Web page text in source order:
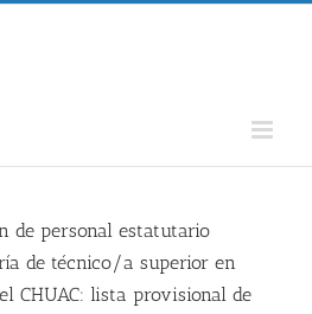
de personal estatutario
de técnico/a superior en
CHUAC: lista provisional de